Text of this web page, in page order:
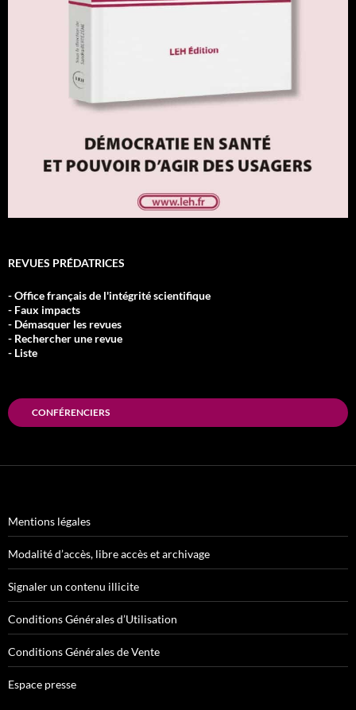
REVUES PRÉDATRICES
- Office français de l'intégrité scientifique
- Faux impacts
- Démasquer les revues
- Rechercher une revue
- Liste
CONFÉRENCIERS
Mentions légales
Modalité d’accès, libre accès et archivage
Signaler un contenu illicite
Conditions Générales d’Utilisation
Conditions Générales de Vente
Espace presse